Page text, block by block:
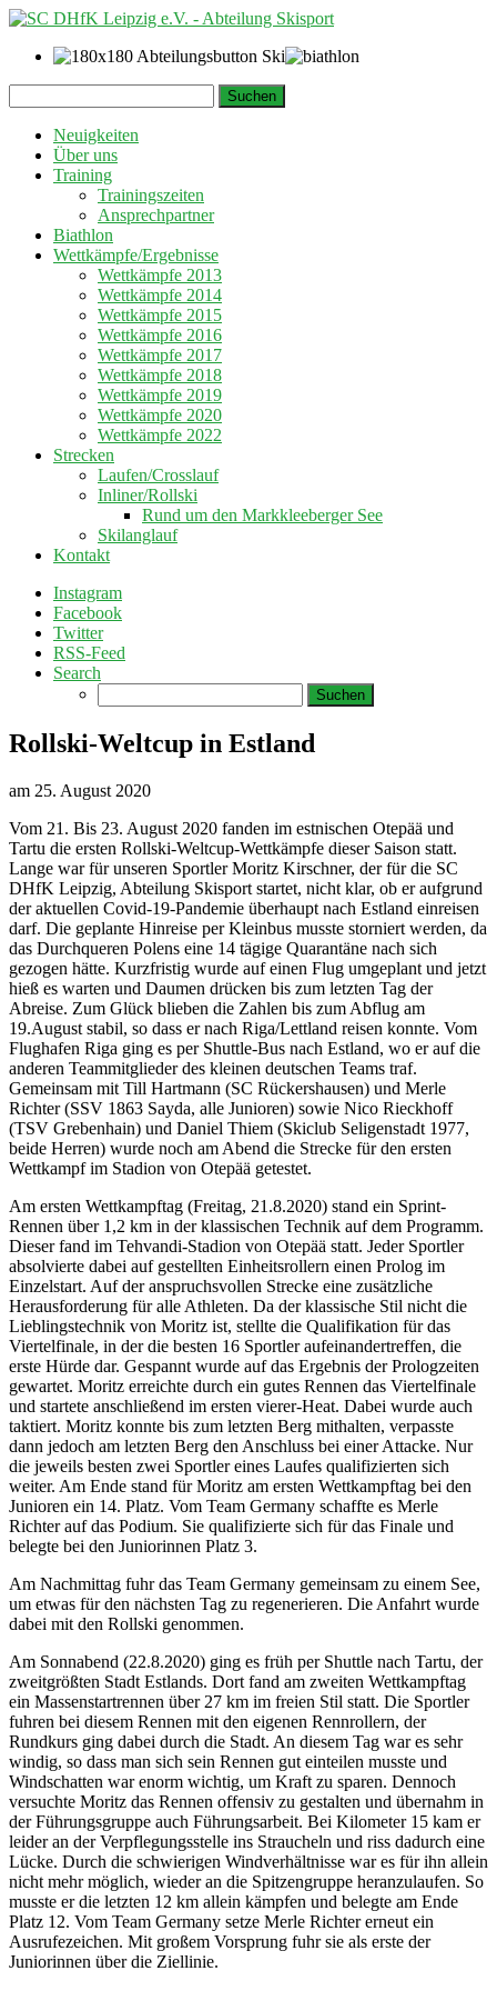
zum
Inhalt
nach:
Neuigkeiten
Über uns
Training
Trainingszeiten
Ansprechpartner
Biathlon
Wettkämpfe/Ergebnisse
Wettkämpfe 2013
Wettkämpfe 2014
Wettkämpfe 2015
Wettkämpfe 2016
Wettkämpfe 2017
Wettkämpfe 2018
Wettkämpfe 2019
Wettkämpfe 2020
Wettkämpfe 2022
Strecken
Laufen/Crosslauf
Inliner/Rollski
Rund um den Markkleeberger See
Skilanglauf
Kontakt
Instagram
Facebook
Twitter
RSS-Feed
Search
nach:
Rollski-Weltcup in Estland
am 25. August 2020
Vom 21. Bis 23. August 2020 fanden im estnischen Otepää und
Tartu die ersten Rollski-Weltcup-Wettkämpfe dieser Saison statt.
Lange war für unseren Sportler Moritz Kirschner, der für die SC
DHfK Leipzig, Abteilung Skisport startet, nicht klar, ob er aufgrund
der aktuellen Covid-19-Pandemie überhaupt nach Estland einreisen
darf. Die geplante Hinreise per Kleinbus musste storniert werden, da
das Durchqueren Polens eine 14 tägige Quarantäne nach sich
gezogen hätte. Kurzfristig wurde auf einen Flug umgeplant und jetzt
hieß es warten und Daumen drücken bis zum letzten Tag der
Abreise. Zum Glück blieben die Zahlen bis zum Abflug am
19.August stabil, so dass er nach Riga/Lettland reisen konnte. Vom
Flughafen Riga ging es per Shuttle-Bus nach Estland, wo er auf die
anderen Teammitglieder des kleinen deutschen Teams traf.
Gemeinsam mit Till Hartmann (SC Rückershausen) und Merle
Richter (SSV 1863 Sayda, alle Junioren) sowie Nico Rieckhoff
(TSV Grebenhain) und Daniel Thiem (Skiclub Seligenstadt 1977,
beide Herren) wurde noch am Abend die Strecke für den ersten
Wettkampf im Stadion von Otepää getestet.
Am ersten Wettkampftag (Freitag, 21.8.2020) stand ein Sprint-
Rennen über 1,2 km in der klassischen Technik auf dem Programm.
Dieser fand im Tehvandi-Stadion von Otepää statt. Jeder Sportler
absolvierte dabei auf gestellten Einheitsrollern einen Prolog im
Einzelstart. Auf der anspruchsvollen Strecke eine zusätzliche
Herausforderung für alle Athleten. Da der klassische Stil nicht die
Lieblingstechnik von Moritz ist, stellte die Qualifikation für das
Viertelfinale, in der die besten 16 Sportler aufeinandertreffen, die
erste Hürde dar. Gespannt wurde auf das Ergebnis der Prologzeiten
gewartet. Moritz erreichte durch ein gutes Rennen das Viertelfinale
und startete anschließend im ersten vierer-Heat. Dabei wurde auch
taktiert. Moritz konnte bis zum letzten Berg mithalten, verpasste
dann jedoch am letzten Berg den Anschluss bei einer Attacke. Nur
die jeweils besten zwei Sportler eines Laufes qualifizierten sich
weiter. Am Ende stand für Moritz am ersten Wettkampftag bei den
Junioren ein 14. Platz. Vom Team Germany schaffte es Merle
Richter auf das Podium. Sie qualifizierte sich für das Finale und
belegte bei den Juniorinnen Platz 3.
Am Nachmittag fuhr das Team Germany gemeinsam zu einem See,
um etwas für den nächsten Tag zu regenerieren. Die Anfahrt wurde
dabei mit den Rollski genommen.
Am Sonnabend (22.8.2020) ging es früh per Shuttle nach Tartu, der
zweitgrößten Stadt Estlands. Dort fand am zweiten Wettkampftag
ein Massenstartrennen über 27 km im freien Stil statt. Die Sportler
fuhren bei diesem Rennen mit den eigenen Rennrollern, der
Rundkurs ging dabei durch die Stadt. An diesem Tag war es sehr
windig, so dass man sich sein Rennen gut einteilen musste und
Windschatten war enorm wichtig, um Kraft zu sparen. Dennoch
versuchte Moritz das Rennen offensiv zu gestalten und übernahm in
der Führungsgruppe auch Führungsarbeit. Bei Kilometer 15 kam er
leider an der Verpflegungsstelle ins Straucheln und riss dadurch eine
Lücke. Durch die schwierigen Windverhältnisse war es für ihn allein
nicht mehr möglich, wieder an die Spitzengruppe heranzulaufen. So
musste er die letzten 12 km allein kämpfen und belegte am Ende
Platz 12. Vom Team Germany setze Merle Richter erneut ein
Ausrufezeichen. Mit großem Vorsprung fuhr sie als erste der
Juniorinnen über die Ziellinie.